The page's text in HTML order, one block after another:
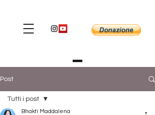
Post
Tutti i post
Bhakti Maddalena